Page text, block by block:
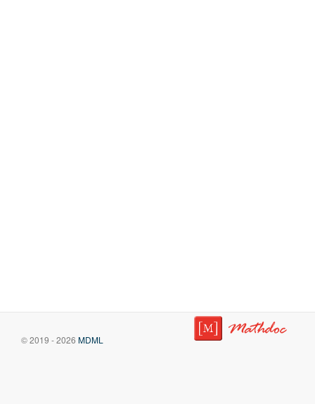
© 2019 - 2026 MDML